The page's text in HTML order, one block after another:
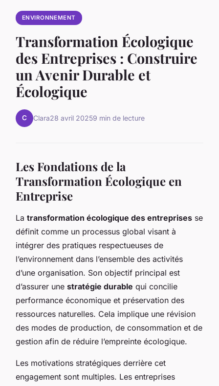
ENVIRONNEMENT
Transformation Écologique
des Entreprises : Construire
un Avenir Durable et
Écologique
C Clara28 avril 20259 min de lecture
Les Fondations de la
Transformation Écologique en
Entreprise
La transformation écologique des entreprises se
définit comme un processus global visant à
intégrer des pratiques respectueuses de
l’environnement dans l’ensemble des activités
d’une organisation. Son objectif principal est
d’assurer une stratégie durable qui concilie
performance économique et préservation des
ressources naturelles. Cela implique une révision
des modes de production, de consommation et de
gestion afin de réduire l’empreinte écologique.
Les motivations stratégiques derrière cet
engagement sont multiples. Les entreprises